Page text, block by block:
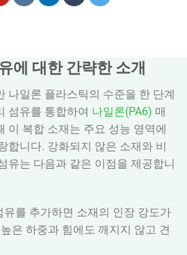
에 대한 간략한 소개
나일론 플라스틱의 수준을 한 단계
섬유를 통합하여 나일론(PA6) 매
이 복합 소재는 주요 성능 영역에
합니다. 강화되지 않은 소재와 비
유는 다음과 같은 이점을 제공합니
유를 추가하면 소재의 인장 강도가
은 하중과 힘에도 깨지지 않고 견